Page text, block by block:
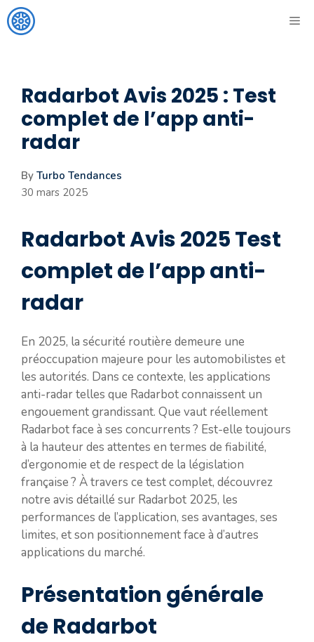
Aller
au
Radarbot Avis 2025 : Test
complet de l’app anti-
radar
By Turbo Tendances
30 mars 2025
Radarbot Avis 2025 Test
complet de l’app anti-
radar
En 2025, la sécurité routière demeure une
préoccupation majeure pour les automobilistes et
les autorités. Dans ce contexte, les applications
anti-radar telles que Radarbot connaissent un
engouement grandissant. Que vaut réellement
Radarbot face à ses concurrents ? Est-elle toujours
à la hauteur des attentes en termes de fiabilité,
d’ergonomie et de respect de la législation
française ? À travers ce test complet, découvrez
notre avis détaillé sur Radarbot 2025, les
performances de l’application, ses avantages, ses
limites, et son positionnement face à d’autres
applications du marché.
Présentation générale
de Radarbot